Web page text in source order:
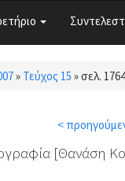
» Τεύχος 15 »σελ.
<
[Θανάση